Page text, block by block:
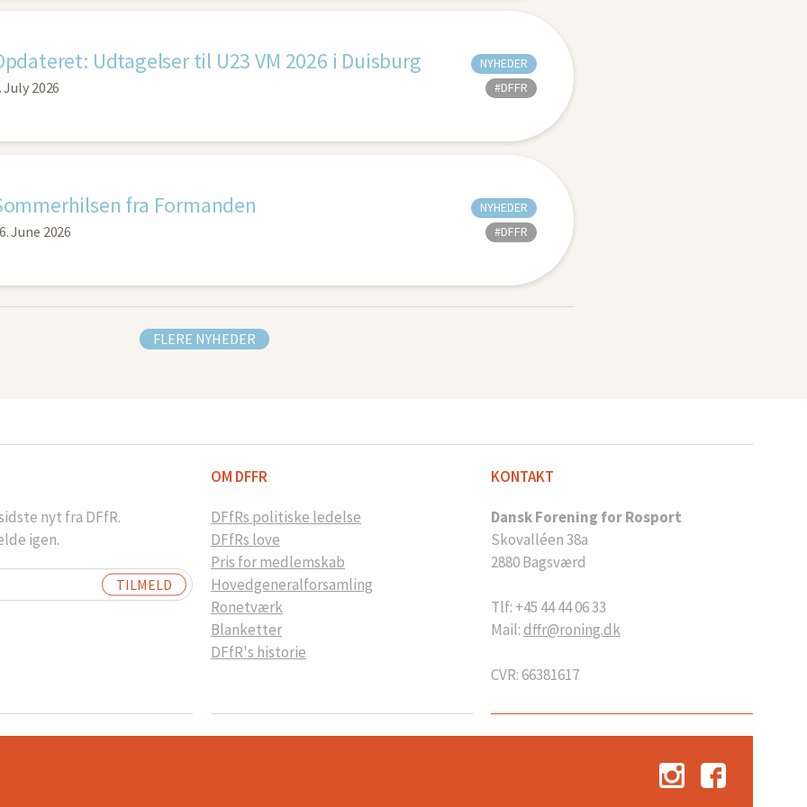
Udtagelser til U23 VM 2026 i Duisburg
July 2026
NYHEDER
#DFFR
fra Formanden
June 2026
NYHEDER
#DFFR
FLERE NYHEDER
nyt fra DFfR.
igen.
OM DFFR
DFfRs politiske ledelse
DFfRs love
Pris for medlemskab
Hovedgeneralforsamling
Ronetværk
Blanketter
DFfR's historie
KONTAKT
Dansk Forening for Rosport
Skovalléen 38a
2880 Bagsværd
Tlf: +45 44 44 06 33
Mail:dffr@roning.dk
CVR: 66381617